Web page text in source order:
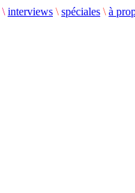
\ interviews \ spéciales \ à